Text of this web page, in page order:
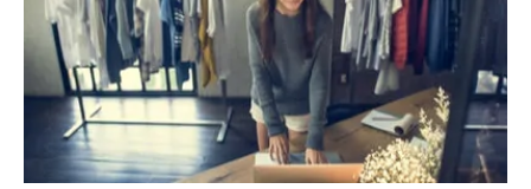
25
AUG
Summercourse Internationaal/grensoverschrijdend werken
MOCuitgevers
26
AUG
Opfriscursus PDL (NIRPA PE)
Markus Verbeek Praehep